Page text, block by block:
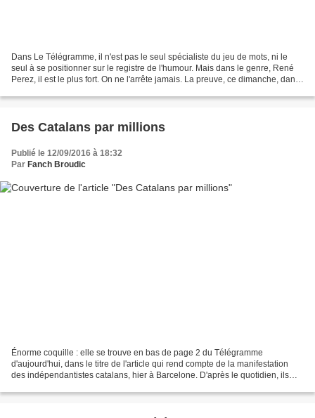
Dans Le Télégramme, il n'est pas le seul spécialiste du jeu de mots, ni le
seul à se positionner sur le registre de l'humour. Mais dans le genre, René
Perez, il est le plus fort. On ne l'arrête jamais. La preuve, ce dimanche, dans
Des Catalans par millions
Publié le 12/09/2016 à 18:32
Par Fanch Broudic
Énorme coquille : elle se trouve en bas de page 2 du Télégramme
d'aujourd'hui, dans le titre de l'article qui rend compte de la manifestation
des indépendantistes catalans, hier à Barcelone. D'après le quotidien, ils